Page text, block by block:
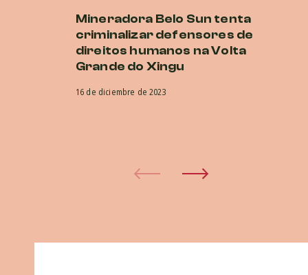
Mineradora Belo Sun tenta
criminalizar defensores de
direitos humanos na Volta
Grande do Xingu
16 de diciembre de 2023